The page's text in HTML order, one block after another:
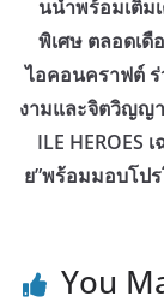
นนำพร้อมเติม
พิเศษ ตลอดเ
ไอคอนคราฟต์
งามและจิตวิญญ
ILE
ย”พร้อมมอบโป
You